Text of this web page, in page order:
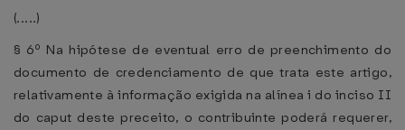
(.....)
§ 6º Na hipótese de eventual erro de preenchimento do
documento de credenciamento de que trata este artigo,
relativamente à informação exigida na alínea i do inciso II
do caput deste preceito, o contribuinte poderá requerer,